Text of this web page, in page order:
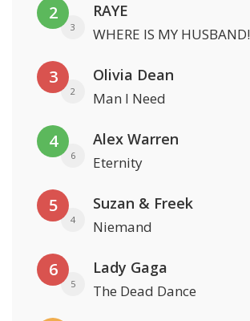
2
3
RAYE
WHERE IS MY HUSBAND!
3
2
Olivia Dean
Man I Need
4
6
Alex Warren
Eternity
5
4
Suzan & Freek
Niemand
6
5
Lady Gaga
The Dead Dance